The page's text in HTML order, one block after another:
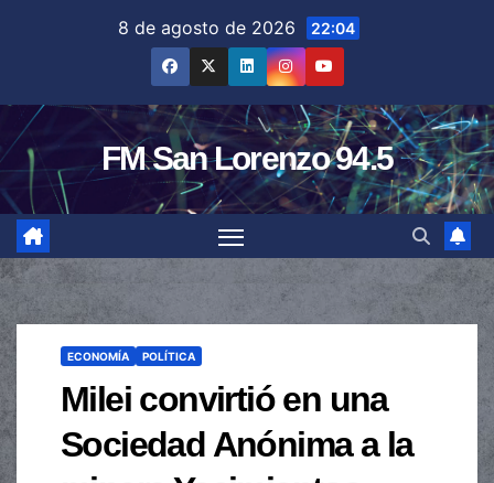
8 de agosto de 2026 22:04
FM San Lorenzo 94.5
ECONOMÍA POLÍTICA
Milei convirtió en una
Sociedad Anónima a la